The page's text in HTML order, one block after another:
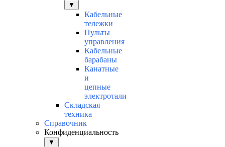
▼
Кабельные
тележки
Пульты
управления
Кабельные
барабаны
Канатные
и
цепные
электротали
Складская
техника
Справочник
Конфиденциальность
▼